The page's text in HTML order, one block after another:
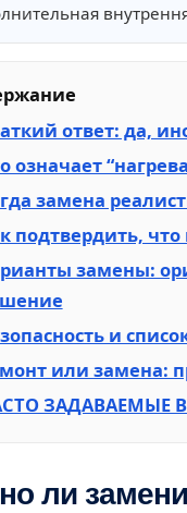
ответ: да,
означает
замена
подтвердить,
замены:
и
или замена:
ЗАДАВАЕМЫЕ
ли